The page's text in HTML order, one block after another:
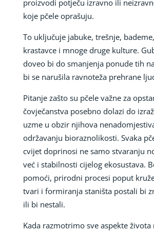
proizvodi potječu izravno ili
koje pčele oprašuju.
To uključuje jabuke, trešnje,
krastavce i mnoge druge kulture.
doveo bi do smanjenja ponude tih
bi se narušila ravnoteža prehrane
Pitanje zašto su pčele važne za
čovječanstva posebno dolazi do
uzme u obzir njihova
održavanju bioraznolikosti. Svaka
cvijet doprinosi ne samo stvaranju
već i stabilnosti cijelog ekosustava.
pomoći, prirodni procesi poput
tvari i formiranja staništa postali bi
ili bi nestali.
Kada razmotrimo sve aspekte života